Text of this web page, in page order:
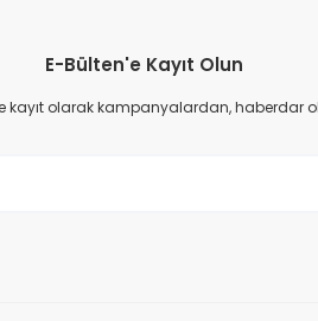
görüntülenemiyor.
bulunuyor.
E-Bülten'e Kayıt Olun
kayıt olarak kampanyalardan, haberdar